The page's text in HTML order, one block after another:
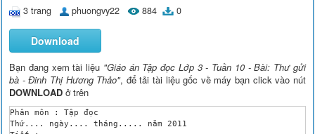
3 trang phuongvy22 884 0
Download
Bạn đang xem tài liệu "Giáo án Tập đọc Lớp 3 - Tuần 10 - Bài: Thư gửi
bà - Đinh Thị Hương Thảo", để tải tài liệu gốc về máy bạn click vào nút
DOWNLOAD ở trên
Phân môn : Tập đọc
Thứ.... ngày.... tháng..... năm 2011